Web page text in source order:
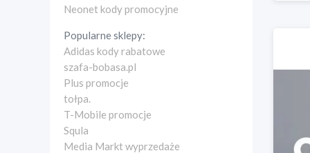
Neonet kody promocyjne
Popularne sklepy:
Adidas kody rabatowe
szafa-bobasa.pl
Plus promocje
tołpa.
T-Mobile promocje
Squla
Media Markt wyprzedaże